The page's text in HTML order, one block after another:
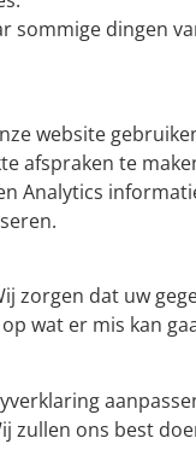
sommige dingen
website
afspraken te
Analytics
zorgen dat uw
wat er mis kan
zullen ons best